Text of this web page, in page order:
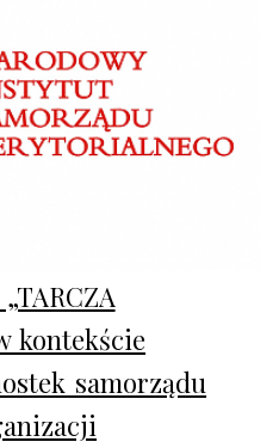
kontekście
samorządu